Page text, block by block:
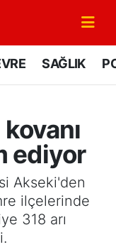
SAĞLIK
ediyor
Akseki'den
ilçelerinde
318 arı